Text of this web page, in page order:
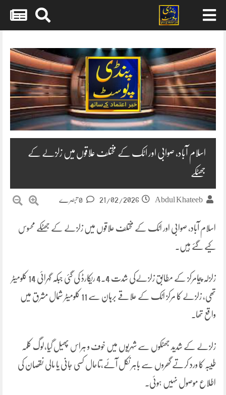
content
اسلام آباد، صوابی اور اٹک کے مختلف علاقوں میں زلزلے کے
جھٹکے
Abdul Khateeb
21/02/2026
اسلام آباد، صوابی اور اٹک کے مختلف علاقوں میں زلزلے کے جھٹکے محسوس
کیے گئے ہیں۔
زلزلہ پیمامرکز کے مطابق زلزلےکی شدت 4.4 ریکارڈ کی گئی جبکہ گہرائی 14 کلومیٹر
تھی، زلزلے کا مرکز اٹک کے علاقے برہان سے 11 کلومیٹر شمال مشرق میں
واقع تھا۔
زلزلے کے شدید جھٹکوں سے شہریوں میں خوف و ہراس پھیل گیا،لوگ کلمہ
طیبہ کا ورد کرتے گھروں سے باہر نکل آئے،تاحال کسی جانی یا مالی نقصان کی
اطلاع موصول نہیں ہوئی۔